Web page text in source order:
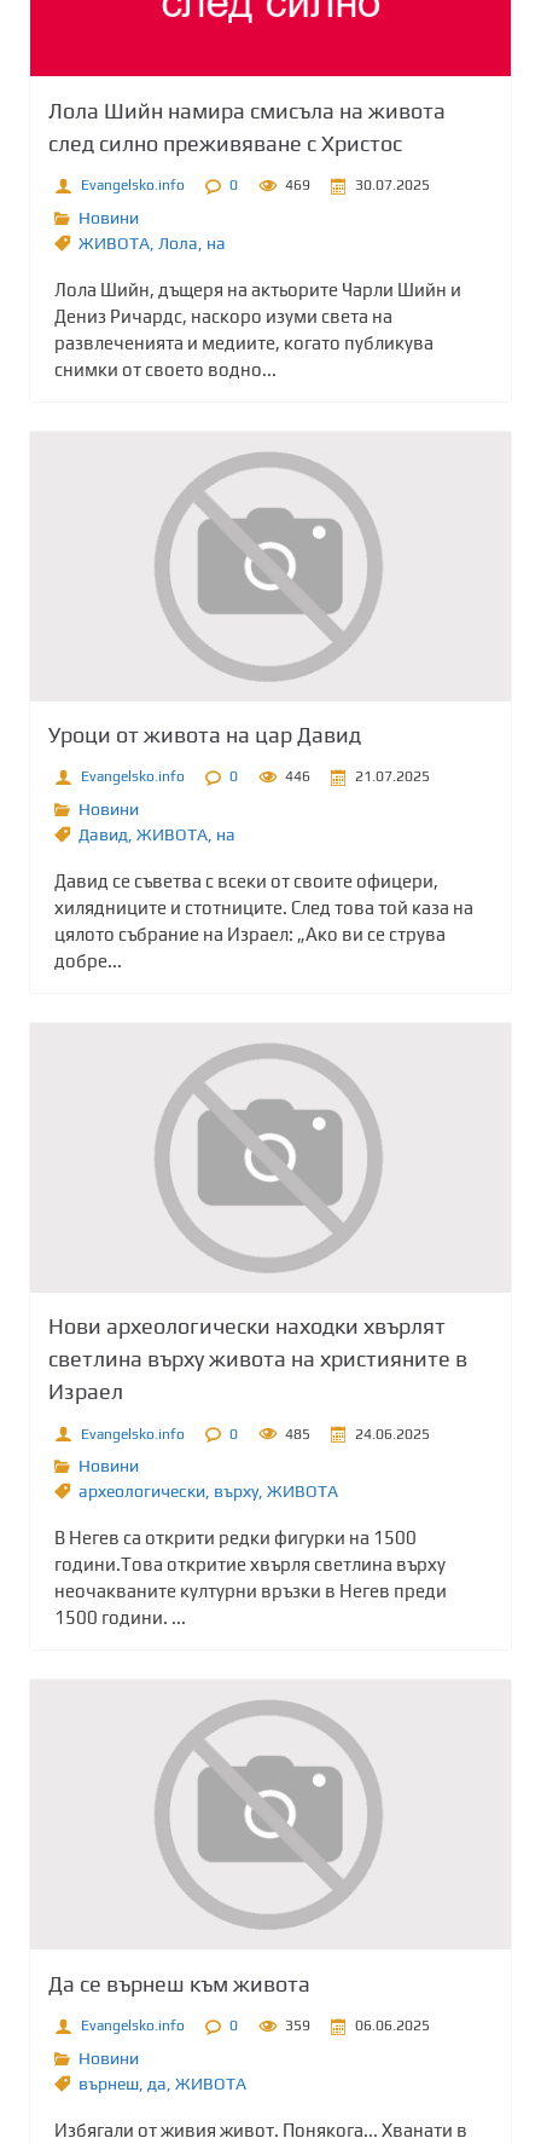
Лола Шийн намира смисъла на живота
след силно преживяване с Христос
Evangelsko.info 0 469 30.07.2025
Новини
ЖИВОТА Лола на
Лола Шийн, дъщеря на актьорите Чарли Шийн и
Дениз Ричардс, наскоро изуми света на
развлеченията и медиите, когато публикува
снимки от своето водно...
Уроци от живота на цар Давид
Evangelsko.info 0 446 21.07.2025
Новини
Давид ЖИВОТА на
Давид се съветва с всеки от своите офицери,
хилядниците и стотниците. След това той каза на
цялото събрание на Израел: „Ако ви се струва
добре...
Нови археологически находки хвърлят
светлина върху живота на християните в
Израел
Evangelsko.info 0 485 24.06.2025
Новини
археологически, върху, ЖИВОТА
В Негев са открити редки фигурки на 1500
години.Това откритие хвърля светлина върху
неочакваните културни връзки в Негев преди
1500 години. ...
Да се върнеш към живота
Evangelsko.info 0 359 06.06.2025
Новини
върнеш да ЖИВОТА
Избягали от живия живот. Понякога... Хванати в